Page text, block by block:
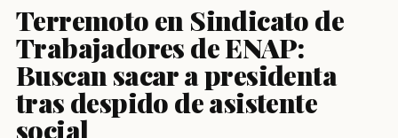
Terremoto en Sindicato de
Trabajadores de ENAP:
Buscan sacar a presidenta
tras despido de asistente
social